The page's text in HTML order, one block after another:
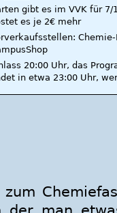
gibt es im VVK für 7/
es je 2€ mehr
20:00 Uhr, das
in etwa 23:00 Uhr,